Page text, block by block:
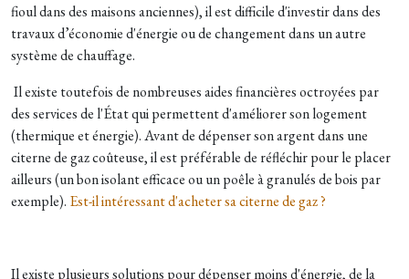
fioul dans des maisons anciennes), il est difficile d'investir dans des
travaux d’économie d'énergie ou de changement dans un autre
système de chauffage.
Il existe toutefois de nombreuses aides financières octroyées par
des services de l'État qui permettent d'améliorer son logement
(thermique et énergie). Avant de dépenser son argent dans une
citerne de gaz coûteuse, il est préférable de réfléchir pour le placer
ailleurs (un bon isolant efficace ou un poêle à granulés de bois par
exemple). Est-il intéressant d'acheter sa citerne de gaz ?
Il existe plusieurs solutions pour dépenser moins d'énergie, de la